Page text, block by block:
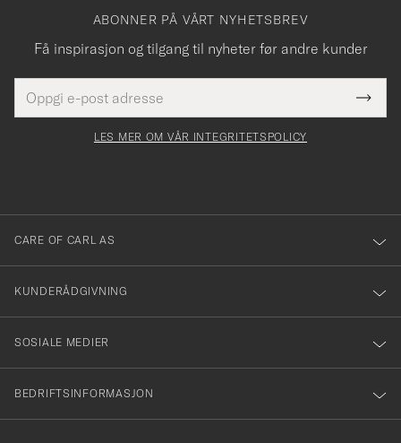
ABONNER PÅ VÅRT NYHETSBREV
Få inspirasjon og tilgang til nyheter før andre kunder
postadresse
felt
Tack
för
dig
till
vårt
nyhetsbrev!
LES MER OM VÅR INTEGRITETSPOLICY
CARE OF CARL AS
KUNDERÅDGIVNING
SOSIALE MEDIER
BEDRIFTSINFORMASJON